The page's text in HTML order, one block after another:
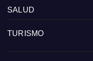
SALUD
TURISMO